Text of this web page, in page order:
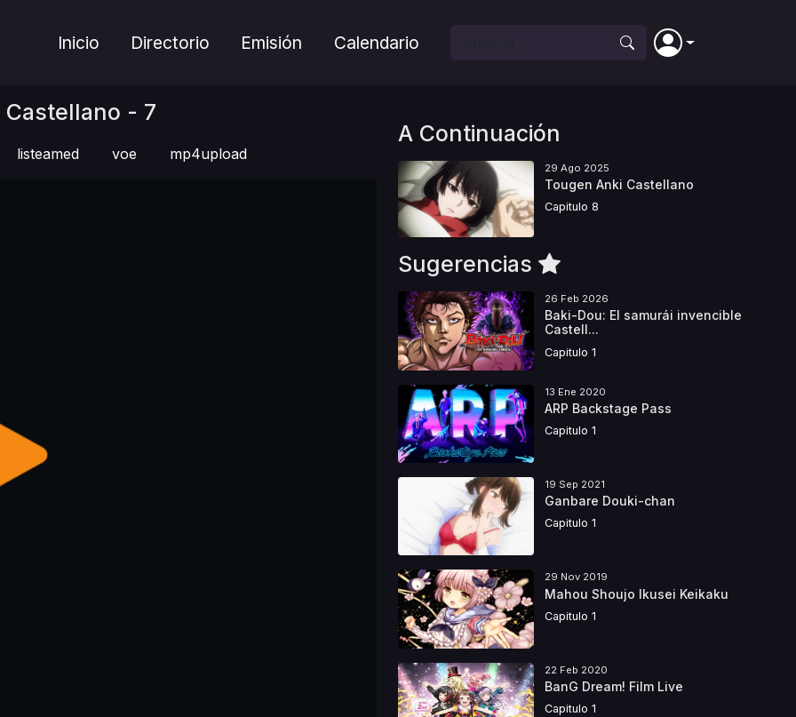
Inicio Directorio Emisión Calendario
- 7
listeamed voe mp4upload
A Continuación
29 Ago 2025
Tougen Anki Castellano
Capitulo 8
Sugerencias
26 Feb 2026
Baki-Dou: El samurái invencible
Castell...
Capitulo 1
13 Ene 2020
ARP Backstage Pass
Capitulo 1
19 Sep 2021
Ganbare Douki-chan
Capitulo 1
29 Nov 2019
Mahou Shoujo Ikusei Keikaku
Capitulo 1
22 Feb 2020
BanG Dream! Film Live
Capitulo 1